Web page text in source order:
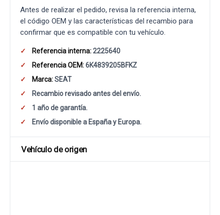
Antes de realizar el pedido, revisa la referencia interna,
el código OEM y las características del recambio para
confirmar que es compatible con tu vehículo.
Referencia interna:2225640
Referencia OEM:6K4839205BFKZ
Marca:SEAT
Recambio revisado antes del envío.
1 año de garantía.
Envío disponible a España y Europa.
Vehículo de origen